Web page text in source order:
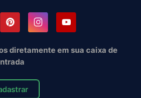
diretamente em sua caixa de